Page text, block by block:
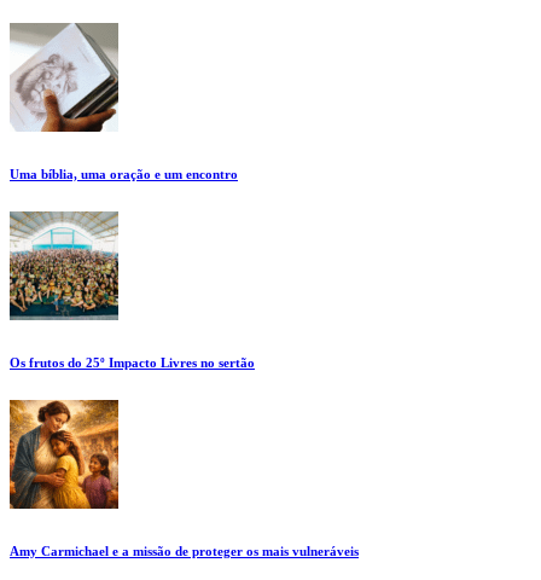
Uma bíblia, uma oração e um encontro
Os frutos do 25º Impacto Livres no sertão
Amy Carmichael e a missão de proteger os mais vulneráveis